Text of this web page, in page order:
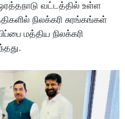
வட்டத்தில் உள்ள
நிலக்கரி சுரங்கங்கள்
மத்திய நிலக்கரி